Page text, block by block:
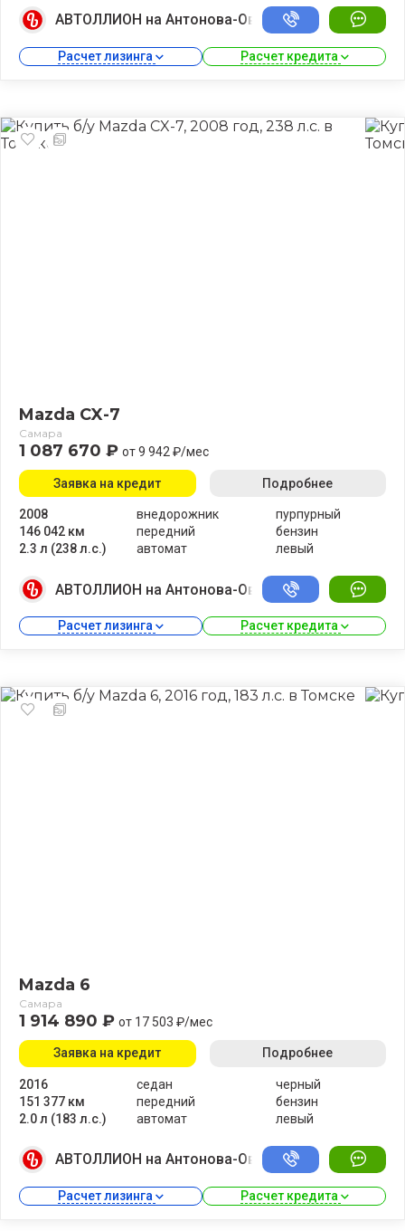
АВТОЛЛИОН на Антонова-Овсеенко
Расчет лизинга Расчет кредита
Mazda CX-7
Самара
1 087 670 ₽ от 9 942 ₽/мес
2008
146 042 км
2.3 л (238 л.с.)
внедорожник
передний
автомат
пурпурный
бензин
левый
Заявка на кредит Подробнее
АВТОЛЛИОН на Антонова-Овсеенко
Расчет лизинга Расчет кредита
Mazda 6
Самара
1 914 890 ₽ от 17 503 ₽/мес
2016
151 377 км
2.0 л (183 л.с.)
седан
передний
автомат
черный
бензин
левый
Заявка на кредит Подробнее
АВТОЛЛИОН на Антонова-Овсеенко
Расчет лизинга Расчет кредита